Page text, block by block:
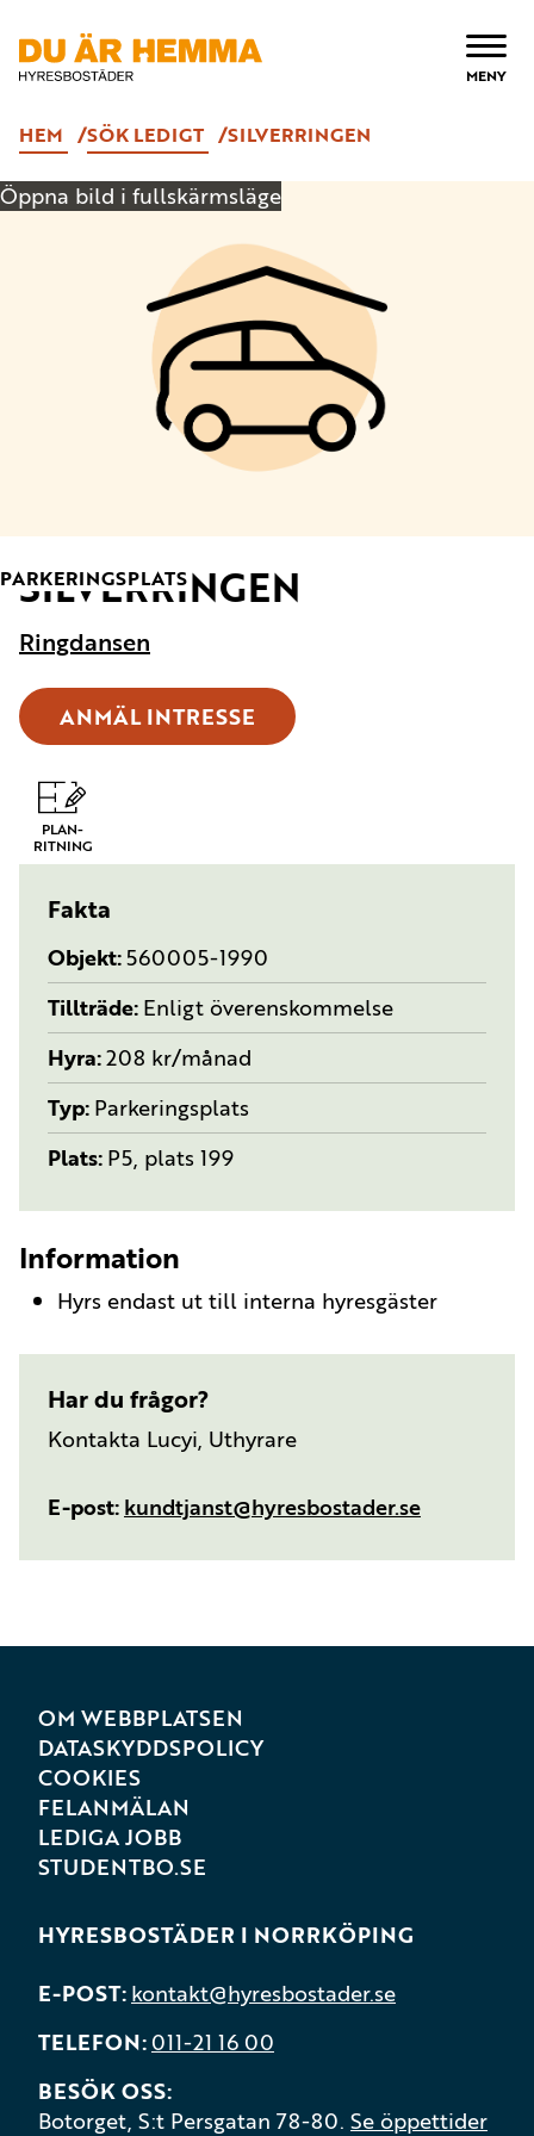
ÖPPNA
MENY
HEM SÖK LEDIGT SILVERRINGEN
Öppna bild i fullskärmsläge
TYP:
PARKERINGSPLATS
SILVERRINGEN
Ringdansen
ANMÄL INTRESSE
PLAN-
RITNING
Fakta
Objekt 560005-1990
Tillträde Enligt överenskommelse
Hyra 208 kr/månad
Typ Parkeringsplats
Plats P5, plats 199
Information
Hyrs endast ut till interna hyresgäster
Har du frågor?
Kontakta Lucyi, Uthyrare
E-post kundtjanst@hyresbostader.se
OM WEBBPLATSEN
DATASKYDDSPOLICY
COOKIES
FELANMÄLAN
LEDIGA JOBB
STUDENTBO.SE
HYRESBOSTÄDER I NORRKÖPING
E-POST kontakt@hyresbostader.se
TELEFON 011-21 16 00
BESÖK OSS
Botorget, S:t Persgatan 78-80. Se öppettider